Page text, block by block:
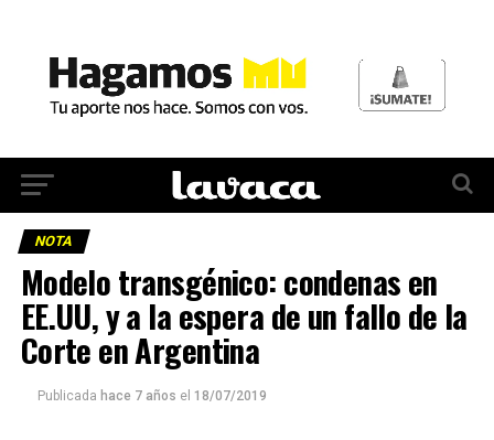
NOTA
Modelo transgénico: condenas en
EE.UU, y a la espera de un fallo de la
Corte en Argentina
Publicada hace 7 años el 18/07/2019